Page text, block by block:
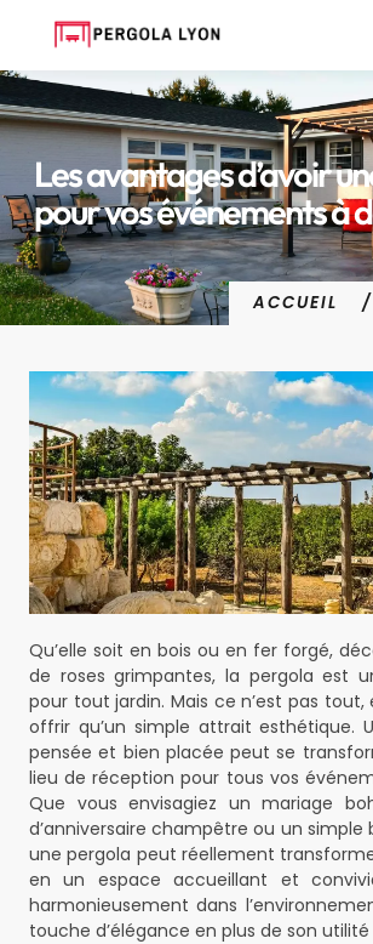
Les avantages d’avoir
pour vos événements à
ACCUEIL /
Qu’elle soit en bois ou en fer forgé,
de roses grimpantes, la pergola est
pour tout jardin. Mais ce n’est pas tout,
offrir qu’un simple attrait esthétique.
pensée et bien placée peut se
lieu de réception pour tous vos
Que vous envisagiez un mariage
d’anniversaire champêtre ou un simple
une pergola peut réellement
en un espace accueillant et
harmonieusement dans
touche d’élégance en plus de son